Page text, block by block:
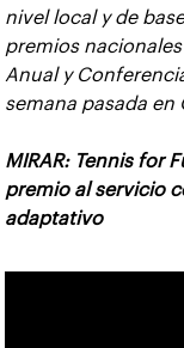
nivel local y de
premios
Anual y
semana pasada en
MIRAR: Tennis for
premio al servicio
adaptativo